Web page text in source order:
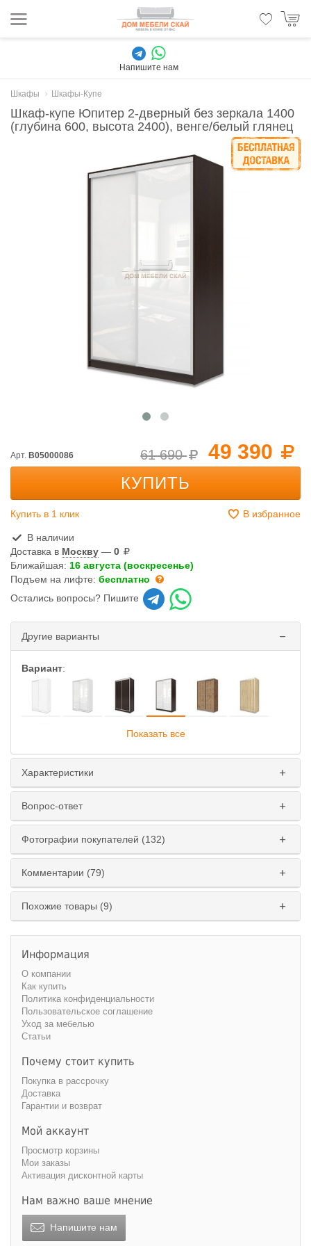
Напишите нам
Шкафы Шкафы-Купе
Шкаф-купе Юпитер 2-дверный без зеркала 1400
(глубина 600, высота 2400), венге/белый глянец
49 390
61 690
Арт. B05000086
КУПИТЬ
Купить в 1 клик В избранное
В наличии
Доставка в Москву — 0
Ближайшая: 16 августа (воскресенье)
Подъем на лифте: бесплатно
Остались вопросы? Пишите
Другие варианты
Вариант:
Глубина:
45 см
Ширина:
150 см 160 см 170 см 180 см
Высота:
Показать все
Характеристики
Вопрос-ответ
Фотографии покупателей (132)
Комментарии (79)
Похожие товары (9)
Информация
О компании
Как купить
Политика конфиденциальности
Пользовательское соглашение
Уход за мебелью
Статьи
Почему стоит купить
Покупка в рассрочку
Доставка
Гарантии и возврат
Мой аккаунт
Просмотр корзины
Мои заказы
Активация дисконтной карты
Нам важно ваше мнение
Напишите нам